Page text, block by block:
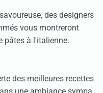
des designers
vous montreront
pâtes à l'italienne.
des meilleures recettes